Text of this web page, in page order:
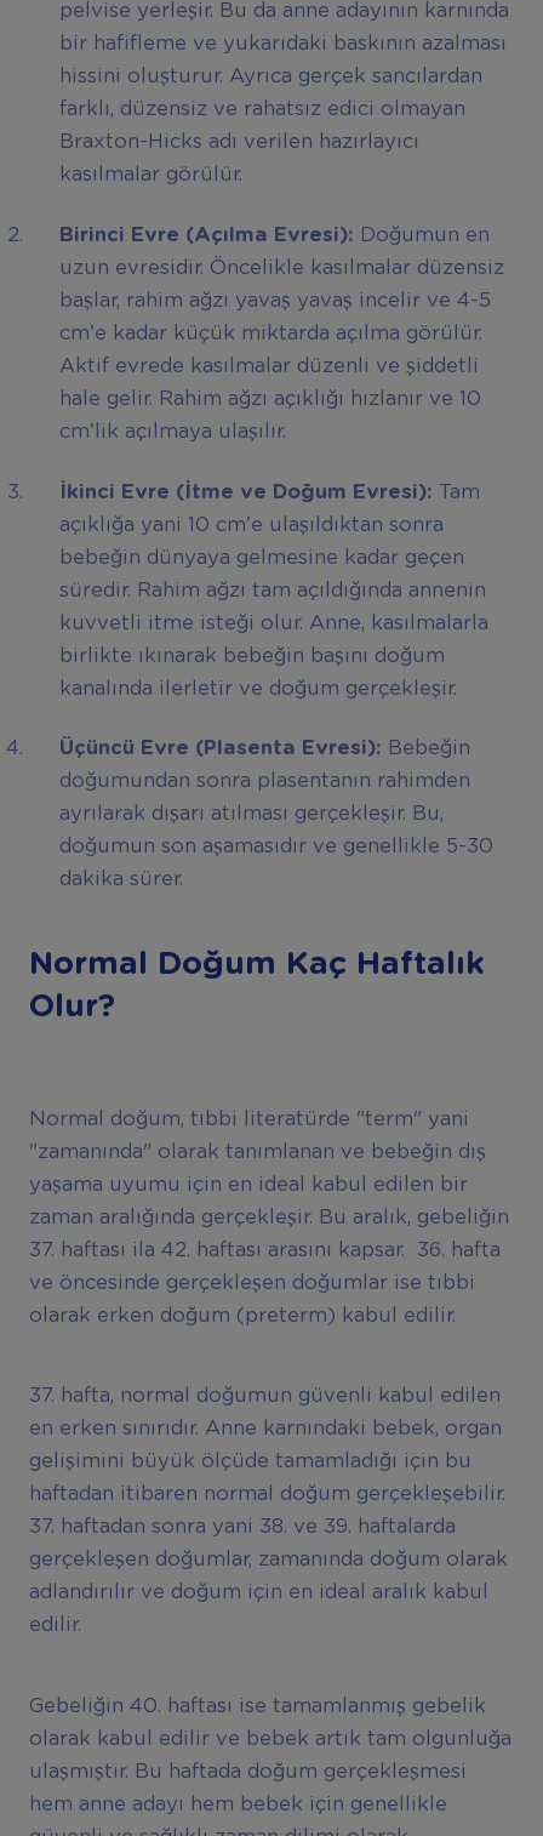
pelvise yerleşir. Bu da anne adayının karnında
bir hafifleme ve yukarıdaki baskının azalması
hissini oluşturur. Ayrıca gerçek sancılardan
farklı, düzensiz ve rahatsız edici olmayan
Braxton-Hicks adı verilen hazırlayıcı
kasılmalar görülür.
Birinci Evre (Açılma Evresi): Doğumun en
uzun evresidir. Öncelikle kasılmalar düzensiz
başlar, rahim ağzı yavaş yavaş incelir ve 4-5
cm’e kadar küçük miktarda açılma görülür.
Aktif evrede kasılmalar düzenli ve şiddetli
hale gelir. Rahim ağzı açıklığı hızlanır ve 10
cm’lik açılmaya ulaşılır.
İkinci Evre (İtme ve Doğum Evresi): Tam
açıklığa yani 10 cm’e ulaşıldıktan sonra
bebeğin dünyaya gelmesine kadar geçen
süredir. Rahim ağzı tam açıldığında annenin
kuvvetli itme isteği olur. Anne, kasılmalarla
birlikte ıkınarak bebeğin başını doğum
kanalında ilerletir ve doğum gerçekleşir.
Üçüncü Evre (Plasenta Evresi): Bebeğin
doğumundan sonra plasentanın rahimden
ayrılarak dışarı atılması gerçekleşir. Bu,
doğumun son aşamasıdır ve genellikle 5-30
dakika sürer.
Normal Doğum Kaç Haftalık
Olur?
Normal doğum, tıbbi literatürde "term" yani
"zamanında" olarak tanımlanan ve bebeğin dış
yaşama uyumu için en ideal kabul edilen bir
zaman aralığında gerçekleşir. Bu aralık, gebeliğin
37. haftası ila 42. haftası arasını kapsar. 36. hafta
ve öncesinde gerçekleşen doğumlar ise tıbbi
olarak erken doğum (preterm) kabul edilir.
37. hafta, normal doğumun güvenli kabul edilen
en erken sınırıdır. Anne karnındaki bebek, organ
gelişimini büyük ölçüde tamamladığı için bu
haftadan itibaren normal doğum gerçekleşebilir.
37. haftadan sonra yani 38. ve 39. haftalarda
gerçekleşen doğumlar, zamanında doğum olarak
adlandırılır ve doğum için en ideal aralık kabul
edilir.
Gebeliğin 40. haftası ise tamamlanmış gebelik
olarak kabul edilir ve bebek artık tam olgunluğa
ulaşmıştır. Bu haftada doğum gerçekleşmesi
hem anne adayı hem bebek için genellikle